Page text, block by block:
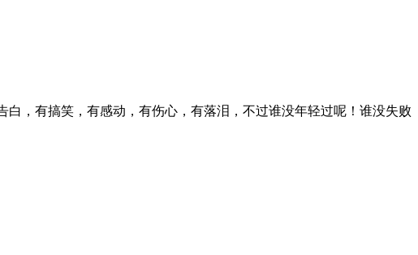
，有搞笑，有感动，有伤心，有落泪，不过谁没年轻过呢！谁没失败